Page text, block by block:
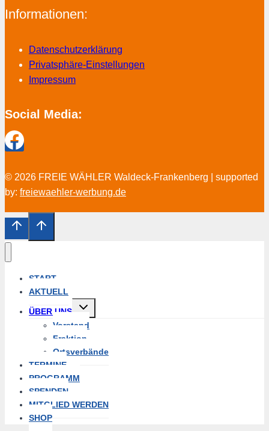
Informationen:
Datenschutzerklärung
Privatsphäre-Einstellungen
Impressum
Social Media:
© 2026 FREIE WÄHLER Waldeck-Frankenberg | supported
by: freiewaehler-werbung.de
START
AKTUELL
ÜBER UNS
Untermenü
erweitern
Vorstand
Fraktion
Ortsverbände
TERMINE
PROGRAMM
SPENDEN
MITGLIED WERDEN
SHOP